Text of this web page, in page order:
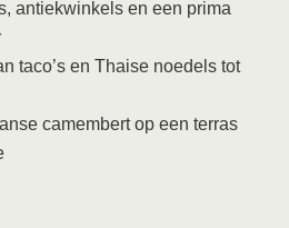
antiekwinkels en een prima
taco’s en Thaise noedels tot
camembert op een terras